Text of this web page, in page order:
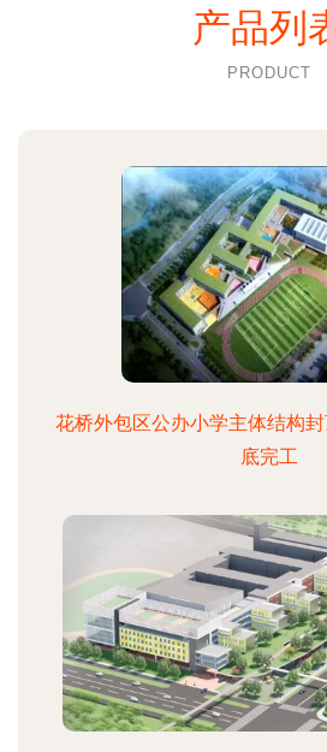
产品列
PRODUCT
花桥外包区公办小学主体结构
底完工